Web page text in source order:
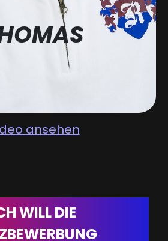
ansehen
WILL DIE